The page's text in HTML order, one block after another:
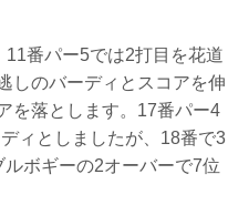
番パー5では2打目を花道
しのバーディとスコアを伸
を落とします。17番パー4
ィとしましたが、18番で3
ボギーの2オーバーで7位